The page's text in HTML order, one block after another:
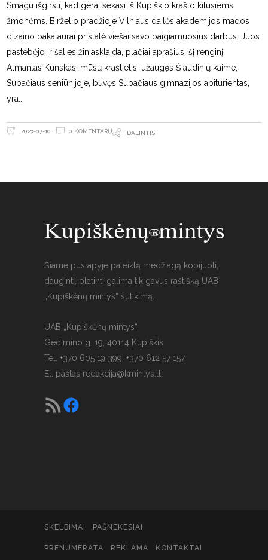
Smagu išgirsti, kad gerai sekasi iš Kupiškio krašto kilusiems
žmonėms. Birželio pradžioje Vilniaus dailės akademijos mados
dizaino bakalaurai pristatė viešai savo baigiamuosius darbus. Juos
pastebėjo ir šalies žiniasklaida, plačiai aprašiusi šį renginį.
Almantas Kunskas, mūsų kraštietis, užaugęs Šiaudinių kaime,
Subačiaus seniūnijoje, buvęs Subačiaus gimnazijos abiturientas,
yra
2023-07-10 0 KOMENTARŲ DALINTIS
Šiame puslapyje pateiktą medžiagą kopijuoti,
dauginti, platinti galima tik gavus raštišką UAB
„Kupiškėnų mintys“ sutikimą.
UAB „Kupiškėnų mintys“,
Gedimino g. 19, 40114 Kupiškis
Tel. +370 605 19 399, +370 612 57 157.
El. paštas redakcija@kmintys.lt
SKELBIMAI PAŠNEKESIAI
PRENUMERATA REKLAMA KONTAKTAI